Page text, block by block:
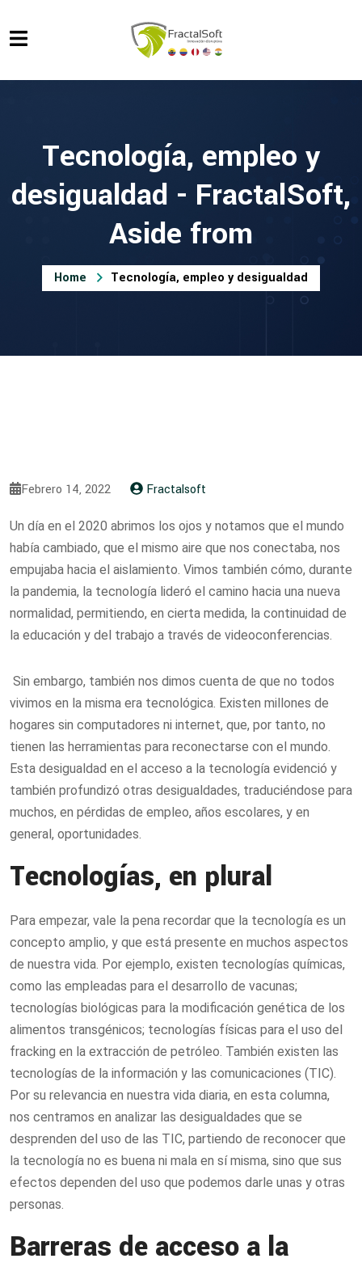
Tecnología, empleo y
desigualdad - FractalSoft,
Aside from
Home Tecnología, empleo y desigualdad
Febrero 14, 2022 Fractalsoft
Un día en el 2020 abrimos los ojos y notamos que el mundo
había cambiado, que el mismo aire que nos conectaba, nos
empujaba hacia el aislamiento. Vimos también cómo, durante
la pandemia, la tecnología lideró el camino hacia una nueva
normalidad, permitiendo, en cierta medida, la continuidad de
la educación y del trabajo a través de videoconferencias.
Sin embargo, también nos dimos cuenta de que no todos
vivimos en la misma era tecnológica. Existen millones de
hogares sin computadores ni internet, que, por tanto, no
tienen las herramientas para reconectarse con el mundo.
Esta desigualdad en el acceso a la tecnología evidenció y
también profundizó otras desigualdades, traduciéndose para
muchos, en pérdidas de empleo, años escolares, y en
general, oportunidades.
Tecnologías, en plural
Para empezar, vale la pena recordar que la tecnología es un
concepto amplio, y que está presente en muchos aspectos
de nuestra vida. Por ejemplo, existen tecnologías químicas,
como las empleadas para el desarrollo de vacunas;
tecnologías biológicas para la modificación genética de los
alimentos transgénicos; tecnologías físicas para el uso del
fracking en la extracción de petróleo. También existen las
tecnologías de la información y las comunicaciones (TIC).
Por su relevancia en nuestra vida diaria, en esta columna,
nos centramos en analizar las desigualdades que se
desprenden del uso de las TIC, partiendo de reconocer que
la tecnología no es buena ni mala en sí misma, sino que sus
efectos dependen del uso que podemos darle unas y otras
personas.
Barreras de acceso a la